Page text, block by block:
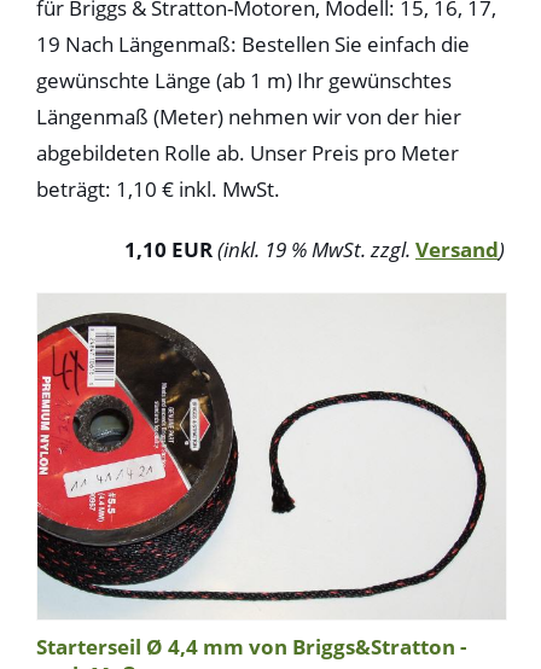
für Briggs & Stratton-Motoren, Modell: 15, 16, 17,
19 Nach Längenmaß: Bestellen Sie einfach die
gewünschte Länge (ab 1 m) Ihr gewünschtes
Längenmaß (Meter) nehmen wir von der hier
abgebildeten Rolle ab. Unser Preis pro Meter
beträgt: 1,10 € inkl. MwSt.
1,10 EUR(inkl. 19 % MwSt. zzgl. Versand)
Starterseil Ø 4,4 mm von Briggs&Stratton -